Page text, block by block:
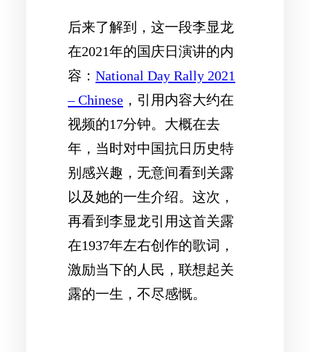
后来了解到，这一段李显龙
在2021年的国庆日演讲的内
容： National Day Rally 2021
– Chinese ，引用内容大约在
视频的17分钟。大概在去
年，当时对中国抗日历史特
别感兴趣，无意间看到关露
以及她的一生介绍。这次，
再看到李显龙引用这首关露
在1937年左右创作的歌词，
激励当下的人民，联想起关
露的一生，不尽感慨。